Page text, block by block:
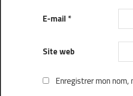
E-mail*
Site web
Enregistrer mon